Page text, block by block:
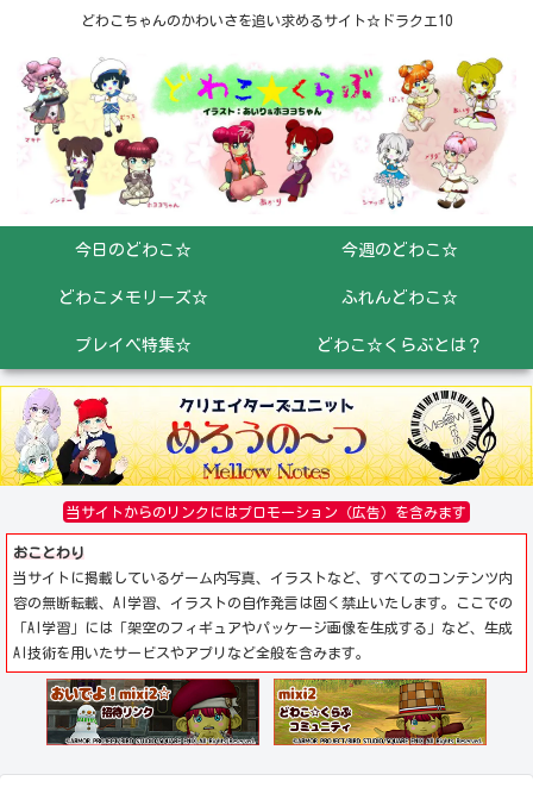
どわこちゃんのかわいさを追い求めるサイト☆ドラクエ10
今日のどわこ☆ 今週のどわこ☆
どわこメモリーズ☆ ふれんどわこ☆
プレイベ特集☆ どわこ☆くらぶとは？
当サイトからのリンクにはプロモーション（広告）を含みます
おことわり
当サイトに掲載しているゲーム内写真、イラストなど、すべてのコンテンツ内
容の無断転載、AI学習、イラストの自作発言は固く禁止いたします。ここでの
「AI学習」には「架空のフィギュアやパッケージ画像を生成する」など、生成
AI技術を用いたサービスやアプリなど全般を含みます。